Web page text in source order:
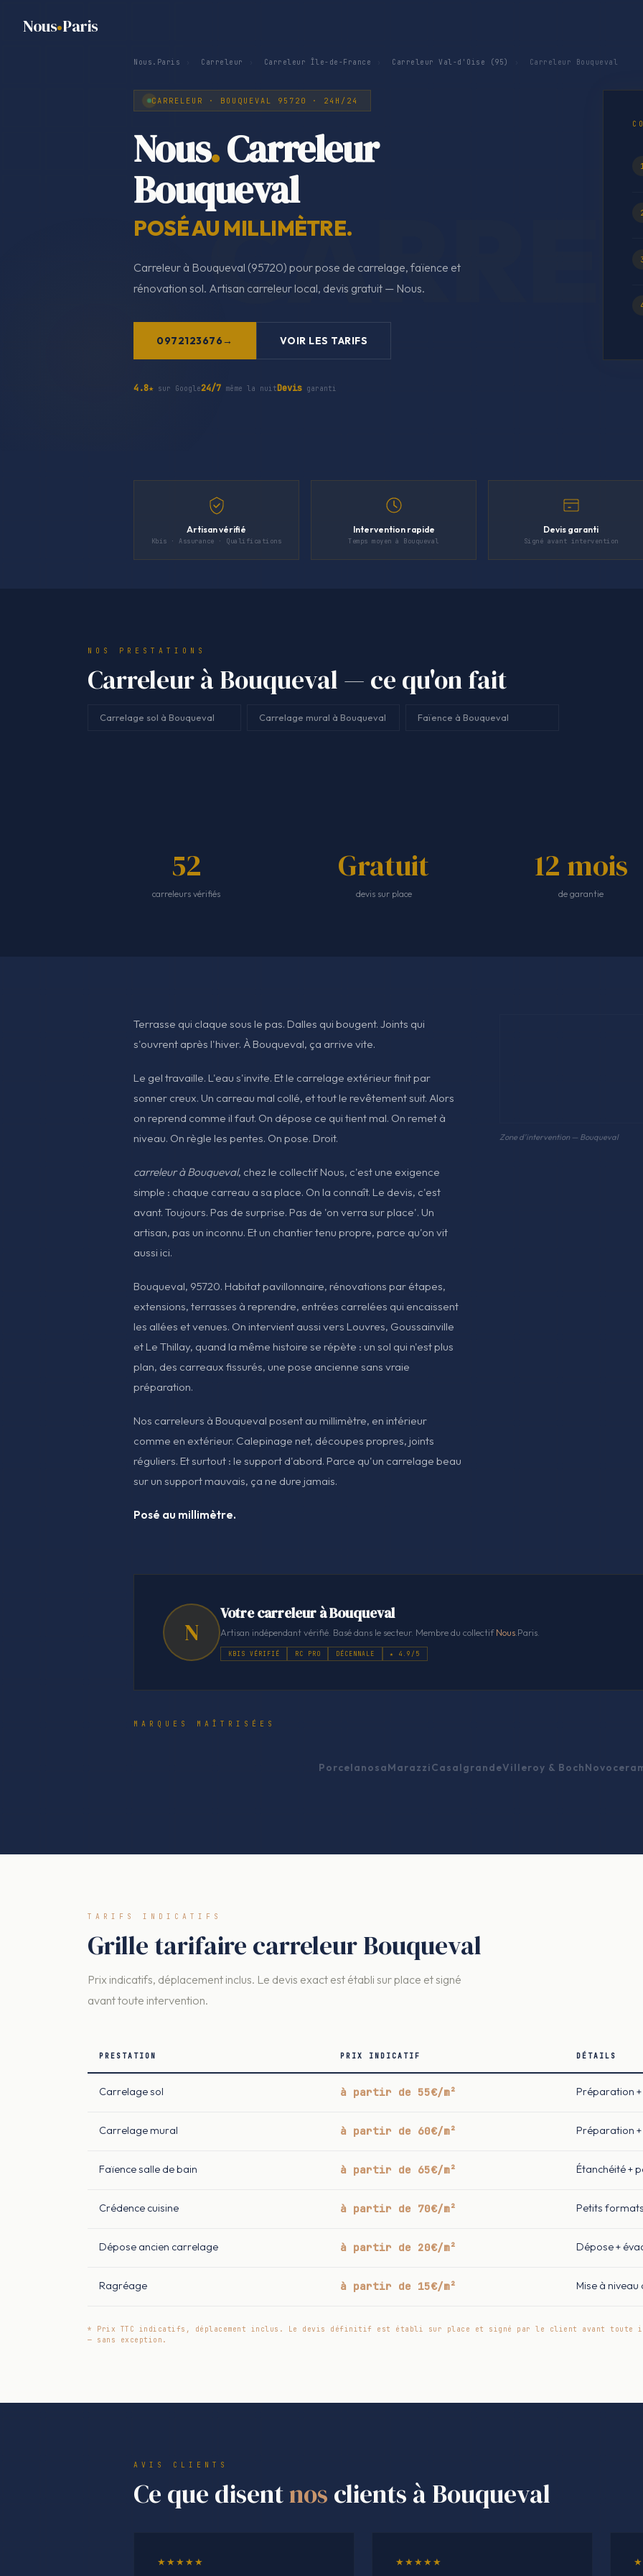
Nous Paris
Nous.Paris Carreleur Carreleur Île-de-France Carreleur Val-d'Oise (95) Carreleur Bouqueval
CARRELEUR · BOUQUEVAL 95720 · 24H/24
Nous.Carreleur
Bouqueval
POSÉ AU MILLIMÈTRE.
Carreleur à Bouqueval (95720) pour pose de carrelage, faïence et
rénovation sol. Artisan carreleur local, devis gratuit — Nous.
0972123676 VOIR LES TARIFS
4.8★ sur Google24/7 même la nuitDevis garanti
Artisan vérifié
Kbis · Assurance · Qualifications
Intervention rapide
Temps moyen à Bouqueval
Devis garanti
Signé avant intervention
NOS PRESTATIONS
Carreleur à Bouqueval — ce qu'on fait
Carrelage sol à Bouqueval Carrelage mural à Bouqueval Faïence à Bouqueval
52
carreleurs vérifiés
Gratuit
devis sur place
12 mois
de garantie
Terrasse qui claque sous le pas. Dalles qui bougent. Joints qui
s'ouvrent après l'hiver. À Bouqueval, ça arrive vite.
Le gel travaille. L'eau s'invite. Et le carrelage extérieur finit par
sonner creux. Un carreau mal collé, et tout le revêtement suit. Alors
on reprend comme il faut. On dépose ce qui tient mal. On remet à
niveau. On règle les pentes. On pose. Droit.
carreleur à Bouqueval, chez le collectif Nous, c'est une exigence
simple : chaque carreau a sa place. On la connaît. Le devis, c'est
avant. Toujours. Pas de surprise. Pas de 'on verra sur place'. Un
artisan, pas un inconnu. Et un chantier tenu propre, parce qu'on vit
aussi ici.
Bouqueval, 95720. Habitat pavillonnaire, rénovations par étapes,
extensions, terrasses à reprendre, entrées carrelées qui encaissent
les allées et venues. On intervient aussi vers Louvres, Goussainville
et Le Thillay, quand la même histoire se répète : un sol qui n'est plus
plan, des carreaux fissurés, une pose ancienne sans vraie
préparation.
Nos carreleurs à Bouqueval posent au millimètre, en intérieur
comme en extérieur. Calepinage net, découpes propres, joints
réguliers. Et surtout : le support d'abord. Parce qu'un carrelage beau
sur un support mauvais, ça ne dure jamais.
Posé au millimètre.
Zone d'intervention — Bouqueval
N
Votre carreleur à Bouqueval
Artisan indépendant vérifié. Basé dans le secteur. Membre du collectifNous.Paris.
KBIS VÉRIFIÉ RC PRO DÉCENNALE ★ 4.9/5
MARQUES MAÎTRISÉES
PorcelanosaMarazziCasalgrandeVilleroy & Boch
TARIFS INDICATIFS
Grille tarifaire carreleur Bouqueval
Prix indicatifs, déplacement inclus. Le devis exact est établi sur place et signé
avant toute intervention.
PRESTATION PRIX INDICATIF DÉTAILS
Carrelage sol à partir de 55€/m² Préparation
Carrelage mural à partir de 60€/m² Préparation
Faïence salle de bain à partir de 65€/m² Étanchéité +
Crédence cuisine à partir de 70€/m² Petits
Dépose ancien carrelage à partir de 20€/m² Dépose +
Ragréage à partir de 15€/m² Mise à
* Prix TTC indicatifs, déplacement inclus. Le devis définitif est établi sur place et signé par le client avant toute
— sans exception.
AVIS CLIENTS
Ce que disentnos clients à Bouqueval
★★★★★ ★★★★★